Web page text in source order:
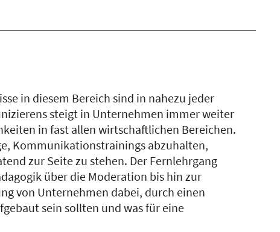
in diesem Bereich sind in nahezu jeder
steigt in Unternehmen immer weiter
in fast allen wirtschaftlichen Bereichen.
Kommunikationstrainings abzuhalten,
zur Seite zu stehen. Der Fernlehrgang
über die Moderation bis hin zur
von Unternehmen dabei, durch einen
sein sollten und was für eine